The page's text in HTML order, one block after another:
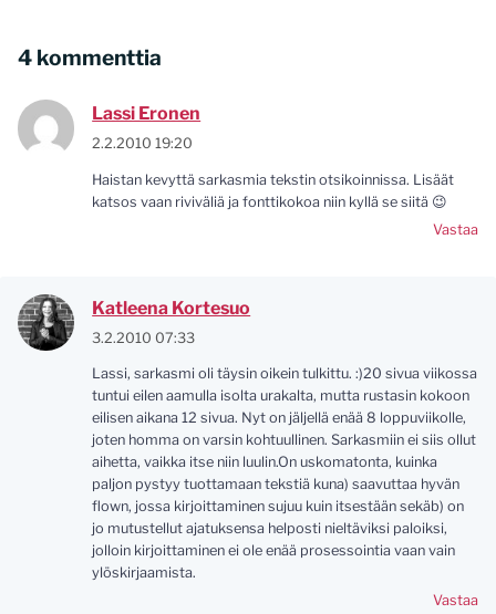
4 kommenttia
Lassi Eronen
2.2.2010 19:20
Haistan kevyttä sarkasmia tekstin otsikoinnissa. Lisäät
katsos vaan riviväliä ja fonttikokoa niin kyllä se siitä 😉
Vastaa
Katleena Kortesuo
3.2.2010 07:33
Lassi, sarkasmi oli täysin oikein tulkittu. :)20 sivua viikossa
tuntui eilen aamulla isolta urakalta, mutta rustasin kokoon
eilisen aikana 12 sivua. Nyt on jäljellä enää 8 loppuviikolle,
joten homma on varsin kohtuullinen. Sarkasmiin ei siis ollut
aihetta, vaikka itse niin luulin.On uskomatonta, kuinka
paljon pystyy tuottamaan tekstiä kuna) saavuttaa hyvän
flown, jossa kirjoittaminen sujuu kuin itsestään sekäb) on
jo mutustellut ajatuksensa helposti nieltäviksi paloiksi,
jolloin kirjoittaminen ei ole enää prosessointia vaan vain
ylöskirjaamista.
Vastaa